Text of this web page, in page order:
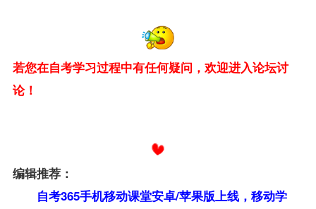
若您在自考学习过程中有任何疑问，欢迎进入论坛讨
论！
编辑推荐：
自考365手机移动课堂安卓/苹果版上线，移动学